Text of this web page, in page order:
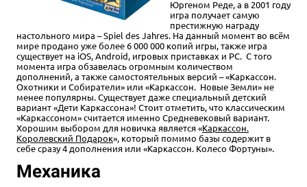
Юргеном Реде, а в 2001 году
игра получает самую
престижную награду
настольного мира – Spiel des Jahres. На данный момент во всём
мире продано уже более 6 000 000 копий игры, также игра
существует на iOS, Android, игровых приставках и PC. С того
момента игра обзавелась огромным количеством
дополнений, а также самостоятельных версий – «Каркассон.
Охотники и Собиратели» или «Каркассон. Новые Земли» не
менее популярны. Существует даже специальный детский
вариант «Дети Каркассона»! Стоит отметить, что классическим
«Каркассоном» считается именно Средневековый вариант.
Хорошим выбором для новичка является «Каркассон.
Королевский Подарок», который помимо базы содержит в
себе сразу 4 дополнения или «Каркассон. Колесо Фортуны».
Механика